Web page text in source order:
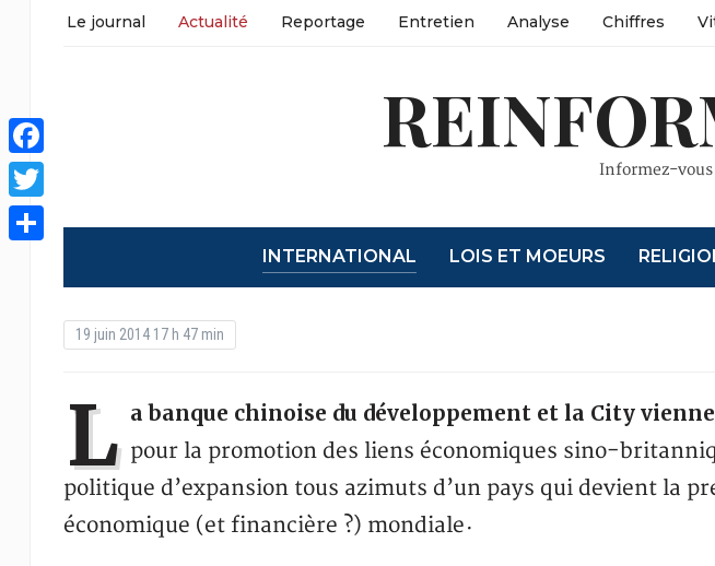
Le journal Actualité Reportage Entretien Analyse Chiffres
Informez-
INTERNATIONAL LOIS ET MOEURS
19 juin 2014 17 h 47 min
L a banque chinoise du développement et la City
pour la promotion des liens économiques sino-
politique d’expansion tous azimuts d’un pays qui devient la
économique (et financière ?) mondiale·
Facebook
Twitter